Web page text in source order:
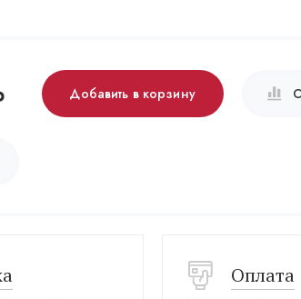
Добавить в корзину
Оплата